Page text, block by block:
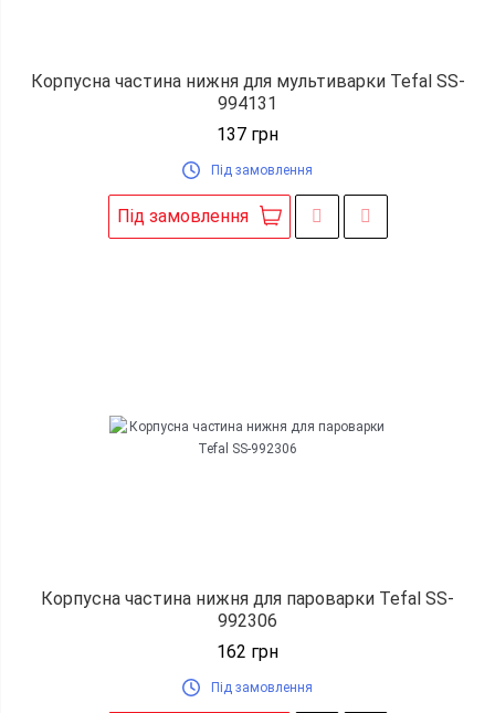
Корпусна частина нижня для мультиварки Tefal SS-
994131
137 грн
Під замовлення
Під замовлення
Корпусна частина нижня для пароварки Tefal SS-
992306
162 грн
Під замовлення